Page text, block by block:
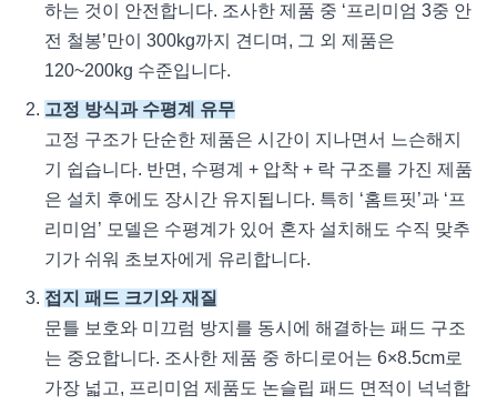
하는 것이 안전합니다. 조사한 제품 중 ‘프리미엄 3중 안
전 철봉’만이 300kg까지 견디며, 그 외 제품은
120~200kg 수준입니다.
고정 방식과 수평계 유무
고정 구조가 단순한 제품은 시간이 지나면서 느슨해지
기 쉽습니다. 반면, 수평계 + 압착 + 락 구조를 가진 제품
은 설치 후에도 장시간 유지됩니다. 특히 ‘홈트핏’과 ‘프
리미엄’ 모델은 수평계가 있어 혼자 설치해도 수직 맞추
기가 쉬워 초보자에게 유리합니다.
접지 패드 크기와 재질
문틀 보호와 미끄럼 방지를 동시에 해결하는 패드 구조
는 중요합니다. 조사한 제품 중 하디로어는 6×8.5cm로
가장 넓고, 프리미엄 제품도 논슬립 패드 면적이 넉넉합